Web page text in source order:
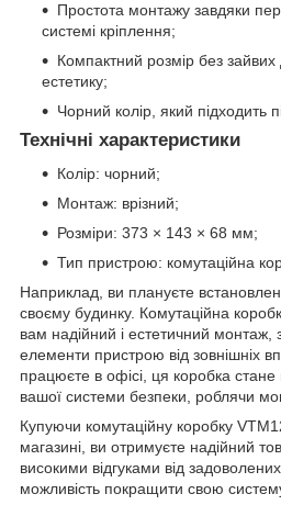
Простота монтажу завдяки
системі кріплення;
Компактний розмір без
естетику;
Чорний колір, який підходить
Технічні характеристики
Колір: чорний;
Монтаж: врізний;
Розміри: 373 × 143 × 68 мм;
Тип пристрою: комутаційна
Наприклад, ви плануєте
своєму будинку. Комутаційна
вам надійний і естетичний монтаж,
елементи пристрою від зовнішніх
працюєте в офісі, ця коробка
вашої системи безпеки, роблячи
Купуючи комутаційну коробку
магазині, ви отримуєте надійний
високими відгуками від задоволених
можливість покращити свою